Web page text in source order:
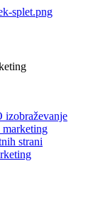
izobraževanje
strani